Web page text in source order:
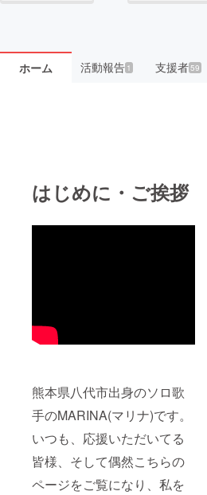
ホーム 活動報告1 支援者59
はじめに・ご挨拶
熊本県八代市出身のソロ歌
手のMARINA(マリナ)です。
いつも、応援いただいてる
皆様、そして偶然こちらの
ページをご覧になり、私を